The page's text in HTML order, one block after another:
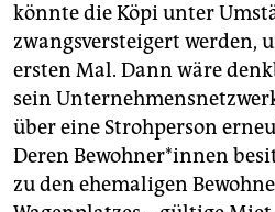
könnte die Köpi unter
zwangsversteigert werden,
ersten Mal. Dann wäre
sein
über eine Strohperson
Deren Be­woh­ne­r*in­nen
zu den ehemaligen